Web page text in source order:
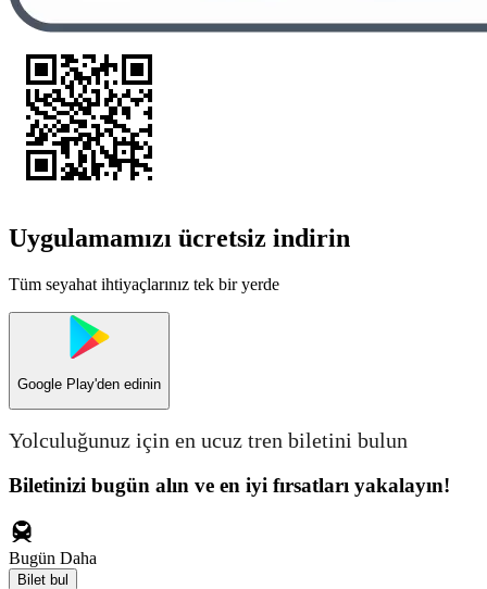
Uygulamamızı ücretsiz indirin
Tüm seyahat ihtiyaçlarınız tek bir yerde
Google Play'den edinin
Yolculuğunuz için en ucuz tren biletini bulun
Biletinizi bugün alın ve en iyi fırsatları yakalayın!
Bugün Daha
Bilet bul